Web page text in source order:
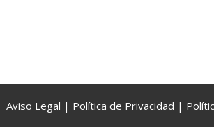
Aviso Legal | Política de Privacidad |